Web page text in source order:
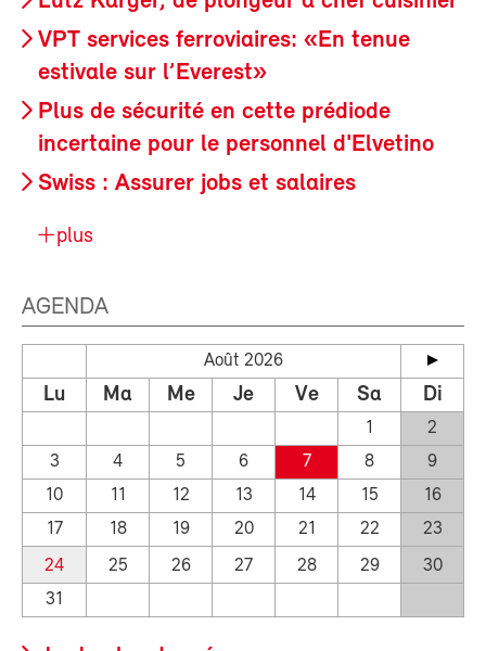
VPT services ferroviaires: «En tenue
estivale sur l’Everest»
Plus de sécurité en cette prédiode
incertaine pour le personnel d'Elvetino
Swiss : Assurer jobs et salaires
plus
AGENDA
Août 2026
Lu Ma Me Je Ve Sa Di
1
2
3
4 5 6 7 8
9
10
11 12 13 14 15
16
17
18 19 20 21 22
23
24
25 26 27 28 29
30
31